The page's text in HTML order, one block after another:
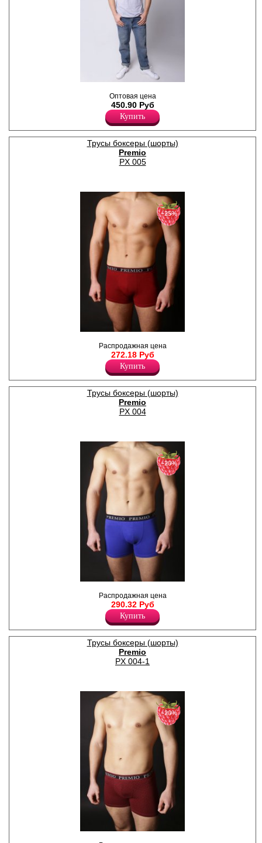
коротким рукавом, с круглым
вырезом по горловине.
Хлопок 100%
Оптовая цена
450.90 Руб
Купить
Трусы боксеры (шорты)
Premio
PX 005
по поясу жаккардовая
резинка с надписью " Premio"
Лайкра 5%
Хлопок 95%
−25%
Распродажная цена
272.18 Руб
Купить
Трусы боксеры (шорты)
Premio
PX 004
по поясу элстичная резинка
с надписью " Premio"
Лайкра 5%
Хлопок 95%
−20%
Распродажная цена
290.32 Руб
Купить
Трусы боксеры (шорты)
Premio
PX 004-1
−20%